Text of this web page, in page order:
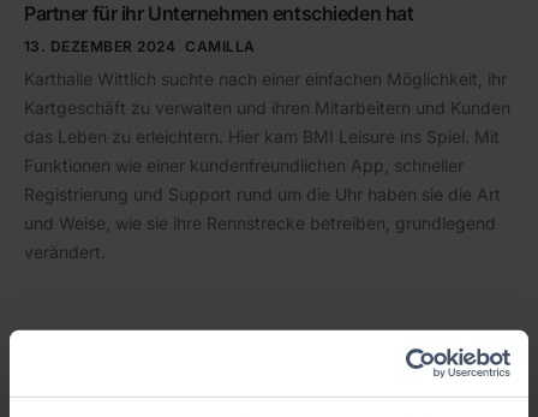
Partner für ihr Unternehmen entschieden hat
13. DEZEMBER 2024 CAMILLA
Karthalle Wittlich suchte nach einer einfachen Möglichkeit, ihr
Kartgeschäft zu verwalten und ihren Mitarbeitern und Kunden
das Leben zu erleichtern. Hier kam BMI Leisure ins Spiel. Mit
Funktionen wie einer kundenfreundlichen App, schneller
Registrierung und Support rund um die Uhr haben sie die Art
und Weise, wie sie ihre Rennstrecke betreiben, grundlegend
verändert.